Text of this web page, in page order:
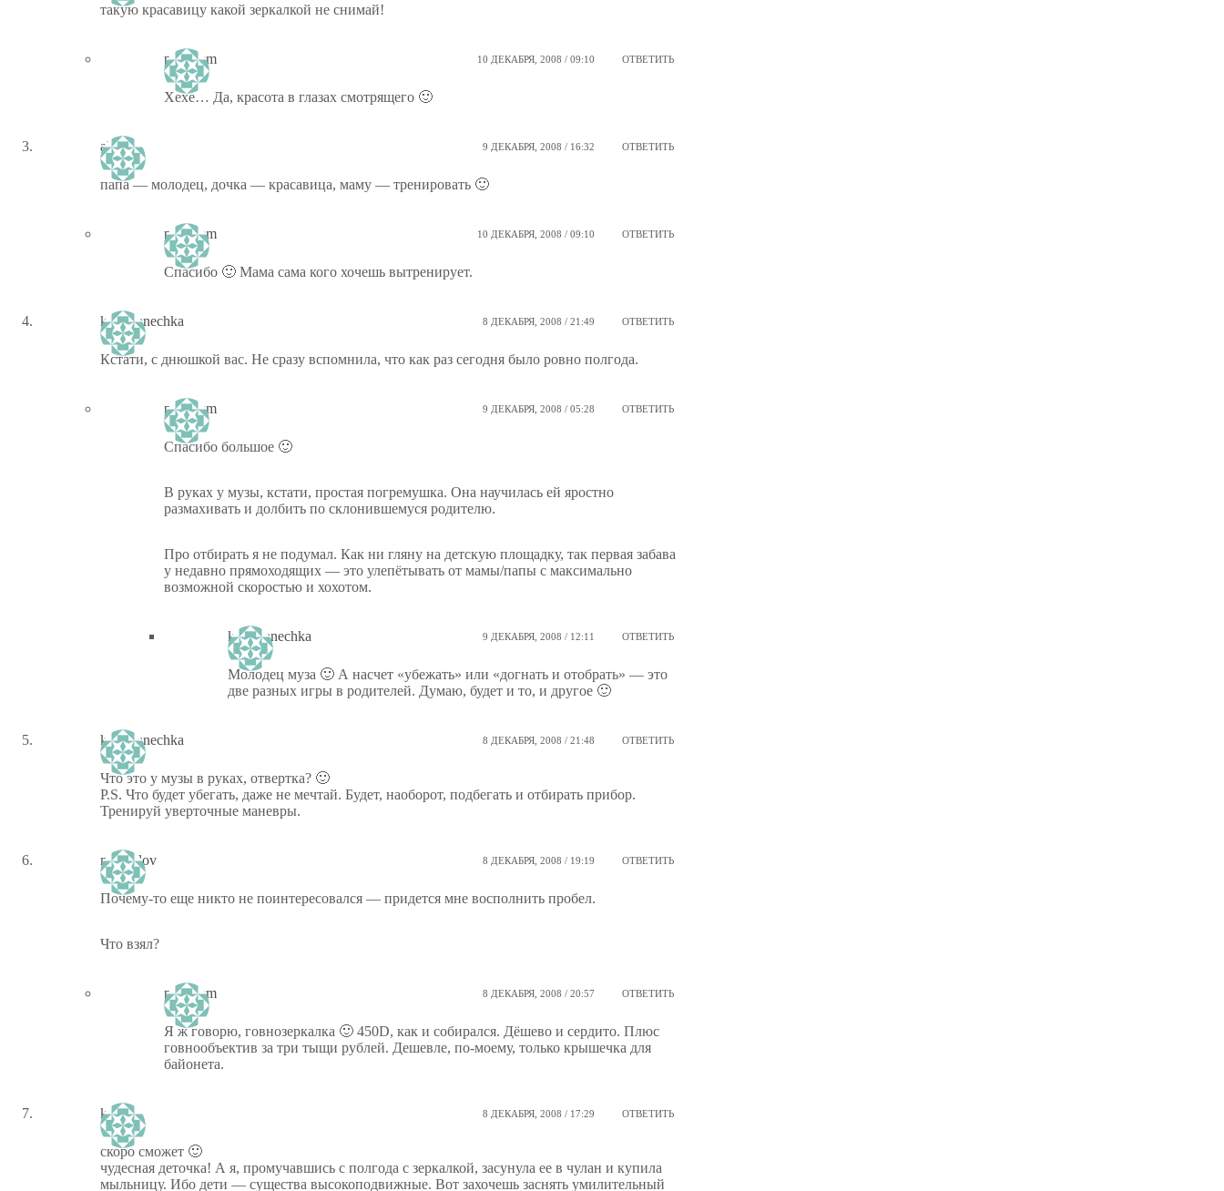
такую красавицу какой зеркалкой не снимай!
ptiz_kem 10 ДЕКАБРЯ, 2008 / 09:10 ОТВЕТИТЬ
Хехе… Да, красота в глазах смотрящего 🙂
alnite 9 ДЕКАБРЯ, 2008 / 16:32 ОТВЕТИТЬ
папа — молодец, дочка — красавица, маму — тренировать 🙂
ptiz_kem 10 ДЕКАБРЯ, 2008 / 09:10 ОТВЕТИТЬ
Спасибо 🙂 Мама сама кого хочешь вытренирует.
kinomanechka 8 ДЕКАБРЯ, 2008 / 21:49 ОТВЕТИТЬ
Кстати, с днюшкой вас. Не сразу вспомнила, что как раз сегодня было ровно полгода.
ptiz_kem 9 ДЕКАБРЯ, 2008 / 05:28 ОТВЕТИТЬ
Спасибо большое 🙂
В руках у музы, кстати, простая погремушка. Она научилась ей яростно
размахивать и долбить по склонившемуся родителю.
Про отбирать я не подумал. Как ни гляну на детскую площадку, так первая забава
у недавно прямоходящих — это улепётывать от мамы/папы с максимально
возможной скоростью и хохотом.
kinomanechka 9 ДЕКАБРЯ, 2008 / 12:11 ОТВЕТИТЬ
Молодец муза 🙂 А насчет «убежать» или «догнать и отобрать» — это
две разных игры в родителей. Думаю, будет и то, и другое 🙂
kinomanechka 8 ДЕКАБРЯ, 2008 / 21:48 ОТВЕТИТЬ
Что это у музы в руках, отвертка? 🙂
P.S. Что будет убегать, даже не мечтай. Будет, наоборот, подбегать и отбирать прибор.
Тренируй уверточные маневры.
michailov 8 ДЕКАБРЯ, 2008 / 19:19 ОТВЕТИТЬ
Почему-то еще никто не поинтересовался — придется мне восполнить пробел.
Что взял?
ptiz_kem 8 ДЕКАБРЯ, 2008 / 20:57 ОТВЕТИТЬ
Я ж говорю, говнозеркалка 🙂 450D, как и собирался. Дёшево и сердито. Плюс
говнообъектив за три тыщи рублей. Дешевле, по-моему, только крышечка для
байонета.
ksimo 8 ДЕКАБРЯ, 2008 / 17:29 ОТВЕТИТЬ
скоро сможет 🙂
чудесная деточка! А я, промучавшись с полгода с зеркалкой, засунула ее в чулан и купила
мыльницу. Ибо дети — существа высокоподвижные. Вот захочешь заснять умилительный